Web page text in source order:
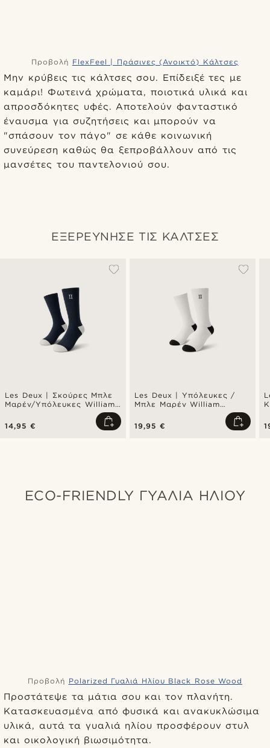
Προβολή FlexFeel | Πράσινες (Ανοικτό) Κάλτσες
Μην κρύβεις τις κάλτσες σου. Επίδειξέ τες με
καμάρι! Φωτεινά χρώματα, ποιοτικά υλικά και
απροσδόκητες υφές. Αποτελούν φανταστικό
έναυσμα για συζητήσεις και μπορούν να
"σπάσουν τον πάγο" σε κάθε κοινωνική
συνεύρεση καθώς θα ξεπροβάλλουν από τις
μανσέτες του παντελονιού σου.
ΕΞΕΡΕΥΝΗΣΕ ΤΙΣ ΚΑΛΤΣΕΣ
Les Deux | Σκούρες Μπλε
Μαρέν/Υπόλευκες William
14,95 €
Les Deux | Υπόλευκες /
Μπλε Μαρέν William
19,95 €
ECO-FRIENDLY ΓΥΑΛΙΑ ΗΛΙΟΥ
Προβολή Polarized Γυαλιά Ηλίου Black Rose Wood
Προστάτεψε τα μάτια σου και τον πλανήτη.
Κατασκευασμένα από φυσικά και ανακυκλώσιμα
υλικά, αυτά τα γυαλιά ηλίου προσφέρουν στυλ
και οικολογική βιωσιμότητα.